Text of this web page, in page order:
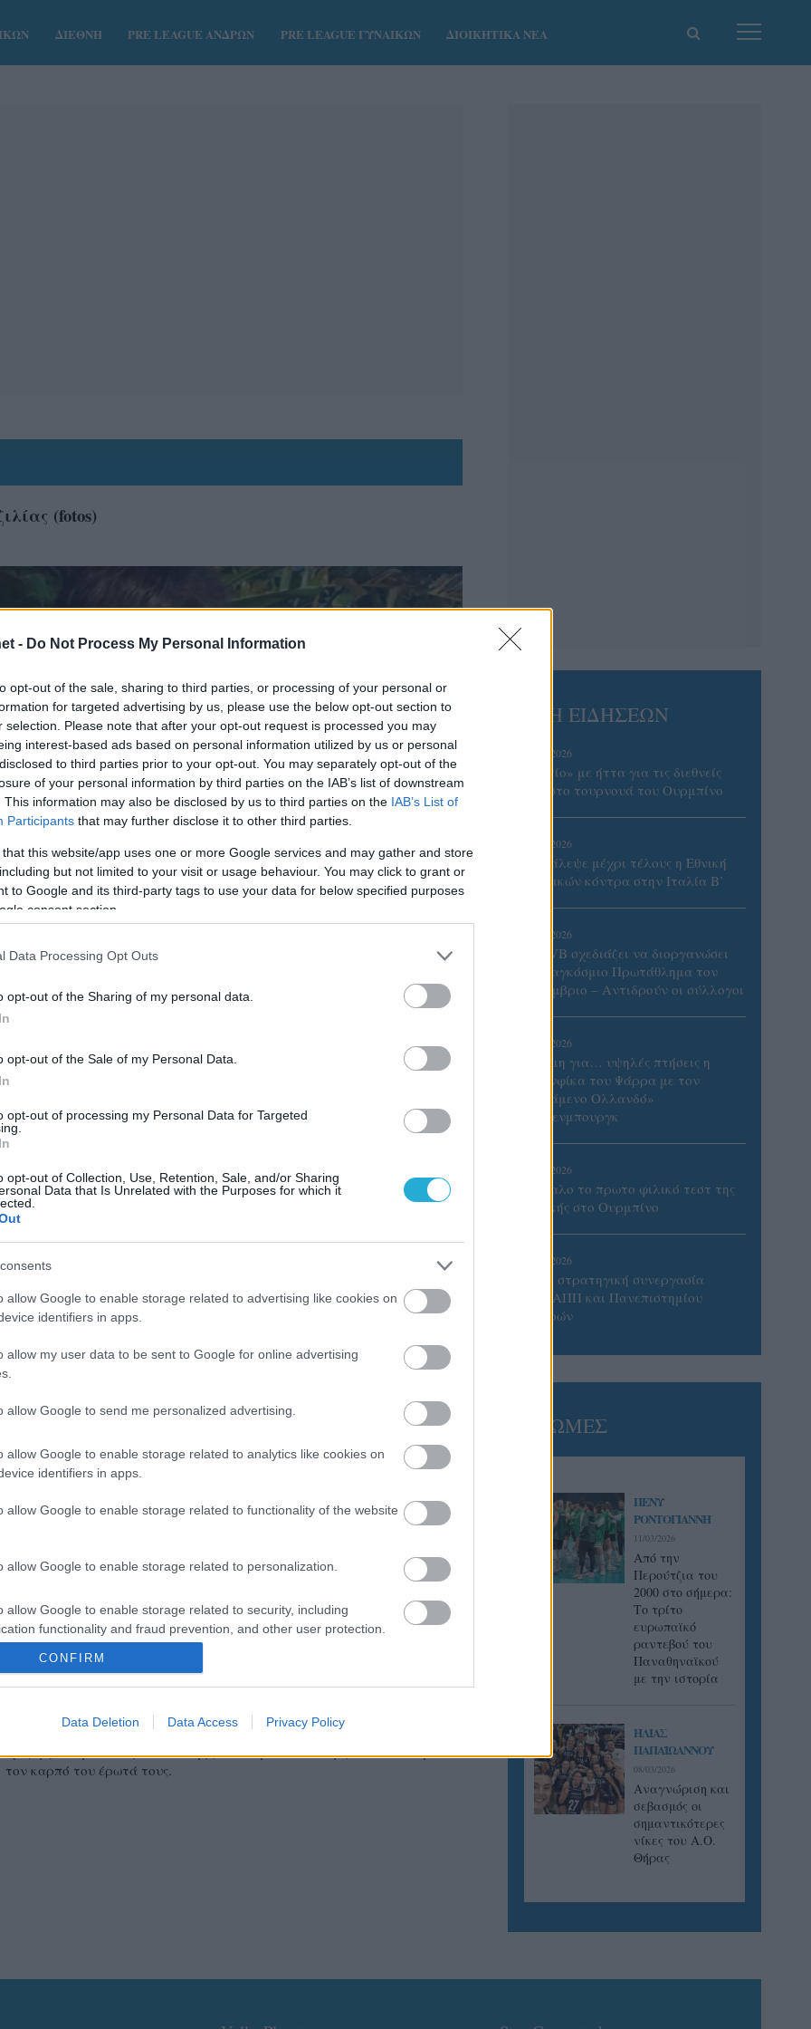
- Do Not Process My Personal Information
opt-out of the sale, sharing to third parties, or processing of your personal or
for targeted advertising by us, please use the below opt-out section to
selection. Please note that after your opt-out request is processed you may
interest-based ads based on personal information utilized by us or personal
to third parties prior to your opt-out. You may separately opt-out of the
of your personal information by third parties on the IAB’s list of downstream
This information may also be disclosed by us to third parties on the IAB’s List of
Participants that may further disclose it to other third parties.
that this website/app uses one or more Google services and may gather and store
but not limited to your visit or usage behaviour. You may click to grant or
to Google and its third-party tags to use your data for below specified purposes
consent section.
Data Processing Opt Outs
opt-out of the Sharing of my personal data.
opt-out of the Sale of my Personal Data.
opt-out of processing my Personal Data for Targeted
opt-out of Collection, Use, Retention, Sale, and/or Sharing
Data that Is Unrelated with the Purposes for which it
allow Google to enable storage related to advertising like cookies on
identifiers in apps.
allow my user data to be sent to Google for online advertising
allow Google to send me personalized advertising.
allow Google to enable storage related to analytics like cookies on
identifiers in apps.
allow Google to enable storage related to functionality of the website
allow Google to enable storage related to personalization.
allow Google to enable storage related to security, including
functionality and fraud prevention, and other user protection.
CONFIRM
Data Deletion Data Access Privacy Policy
ΔΙΕΘΝΗ PRE LEAGUE ΑΝΔΡΩΝ PRE LEAGUE ΓΥΝΑΙΚΩΝ ΔΙΟΙΚΗΤΙΚΑ ΝΕΑ
(fotos)
Osasco αλλά και στη «σελεσαό» οι διεθνείς άσοι της
περήφανες που ζούνε πλέον και το θαύμα της
DARK ROOM
Λαμπερή Ταντάρα λίγο πριν γίνει μαμά (φωτ.)
Λίγους μήνες πριν στο Volleyplanet είχαμε προβάλλει
και Κλέμπερ ντε Ολιβέιρα
, το οποίο το τελευταίο διάστημα πλέει σε πελάγη ευτυχίας καθώς η
τον καρπό του έρωτά τους.
ΡΟΗ ΕΙΔΗΣΕΩΝ
07/08/2026
«Αντίο» με ήττα για τις διεθνείς
μας στο τουρνουά του Ουρμπίνο
06/08/2026
Το πάλεψε μέχρι τέλους η Εθνική
γυναικών κόντρα στην Ιταλία Β’
06/08/2026
Η FIVB σχεδιάζει να διοργανώσει
το Παγκόσμιο Πρωτάθλημα τον
Δεκέμβριο – Αντιδρούν οι σύλλογοι
06/08/2026
Έτοιμη για… υψηλές πτήσεις η
Μπενφίκα του Ψάρρα με τον
«Ιπτάμενο Ολλανδό»
Βίλτενμπουργκ
05/08/2026
Ισόπαλο το πρωτο φιλικό τεστ της
Εθνικής στο Ουρμπίνο
05/08/2026
Προς στρατηγική συνεργασία
ΠΑΣΑΠΠ και Πανεπιστημίου
Πατρών
ΓΝΩΜΕΣ
ΠΕΝΥ
ΡΟΝΤΟΓΙΑΝΝΗ
11/03/2026
Από την
Περούτζια του
2000 στο σήμερα:
Tο τρίτο
ευρωπαϊκό
ραντεβού του
Παναθηναϊκού
με την ιστορία
ΗΛΙΑΣ
ΠΑΠΑΪΩΑΝΝΟΥ
08/03/2026
Αναγνώριση και
σεβασμός οι
σημαντικότερες
νίκες του Α.Ο.
Θήρας